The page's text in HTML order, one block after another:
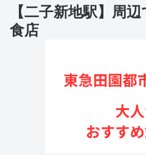
【二子新地駅】周
食店